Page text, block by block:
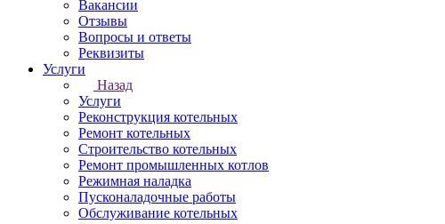
Вакансии
Отзывы
Вопросы и ответы
Реквизиты
Услуги
Назад
Услуги
Реконструкция котельных
Ремонт котельных
Строительство котельных
Ремонт промышленных котлов
Режимная наладка
Пусконаладочные работы
Обслуживание котельных